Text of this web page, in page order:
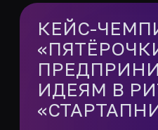
КЕЙС-
ИДЕЯМ В